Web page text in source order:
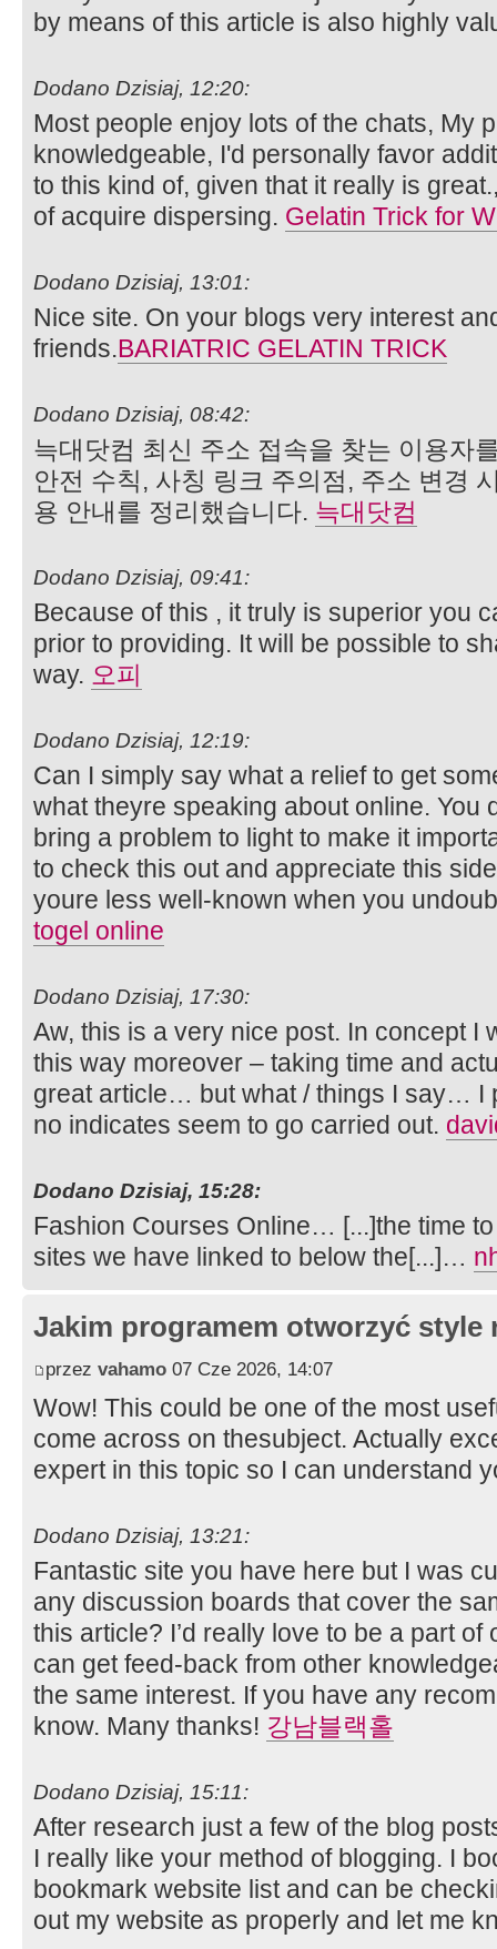
by means of this article is also highly
Dodano Dzisiaj, 12:20:
Most people enjoy lots of the chats, My
knowledgeable, I'd personally favor
to this kind of, given that it really is
of acquire dispersing. Gelatin Trick for
Dodano Dzisiaj, 13:01:
Nice site. On your blogs very interest
friends.BARIATRIC GELATIN TRICK
Dodano Dzisiaj, 08:42:
늑대닷컴 최신 주소 접속을 찾는 이용자
안전 수칙, 사칭 링크 주의점, 주소 변경
용 안내를 정리했습니다. 늑대닷컴
Dodano Dzisiaj, 09:41:
Because of this , it truly is superior you
prior to providing. It will be possible to
way. 오피
Dodano Dzisiaj, 12:19:
Can I simply say what a relief to get
what theyre speaking about online. You
bring a problem to light to make it
to check this out and appreciate this
youre less well-known when you
togel online
Dodano Dzisiaj, 17:30:
Aw, this is a very nice post. In concept I
this way moreover – taking time and
great article… but what / things I say… I
no indicates seem to go carried out.
Dodano Dzisiaj, 15:28:
Fashion Courses Online… [...]the time
sites we have linked to below the[...]…
Jakim programem otworzyć style
przez vahamo 07 Cze 2026, 14:07
Wow! This could be one of the most
come across on thesubject. Actually
expert in this topic so I can understand
Dodano Dzisiaj, 13:21:
Fantastic site you have here but I was
any discussion boards that cover the
this article? I’d really love to be a part
can get feed-back from other
the same interest. If you have any
know. Many thanks! 강남블랙홀
Dodano Dzisiaj, 15:11:
After research just a few of the blog
I really like your method of blogging. I
bookmark website list and can be
out my website as properly and let me